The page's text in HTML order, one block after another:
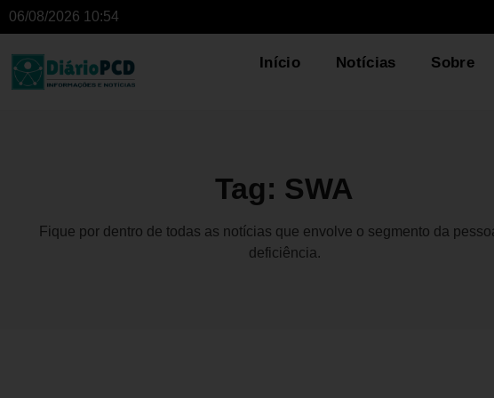
06/08/2026 10:54
Início Notícias Sobre
Tag: SWA
Fique por dentro de todas as notícias que envolve o segmento da
deficiência.